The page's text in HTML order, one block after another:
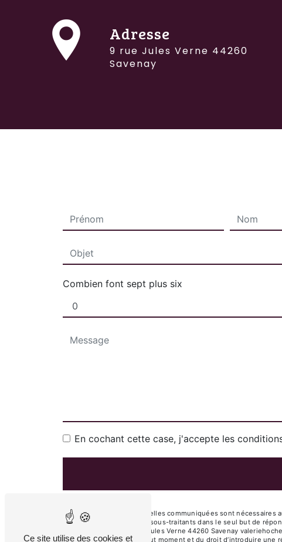
Adresse
9 rue Jules Verne 44260
Savenay
Combien font sept plus six
En cochant cette case, j'accepte les
** Les données personnelles communiquées sont nécessaires
VALERIE HOCHET et ses sous-traitants dans le seul but de
VALERIE HOCHET 9 rue Jules Verne 44260 Savenay
votre consentement à tout moment et du droit d’introduire une
Ce site utilise des cookies et